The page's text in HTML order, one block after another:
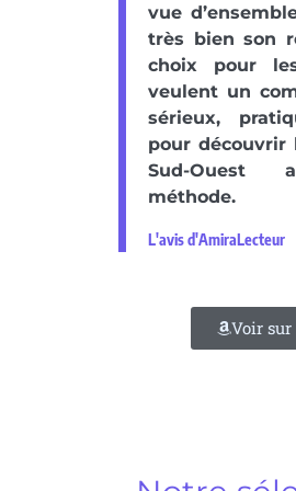
vue
très bien son
choix pour
veulent un
sérieux,
pour découvrir
Sud-Ouest
méthode.
L'avis d'AmiraLecteur
Voir sur